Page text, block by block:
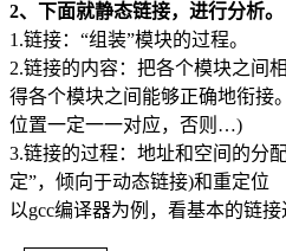
2、下面就静态链接，进行分析。
1.链接：“组装”模块的过程。
2.链接的内容：把各个模块之间
得各个模块之间能够正确地衔接
位置一定一一对应，否则…)
3.链接的过程：地址和空间的分
定”，倾向于动态链接)和重定位
以gcc编译器为例，看基本的链接